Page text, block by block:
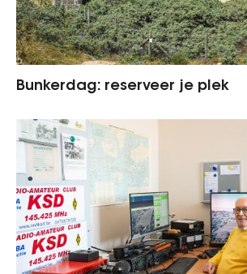
Bunkerdag: reserveer je plek